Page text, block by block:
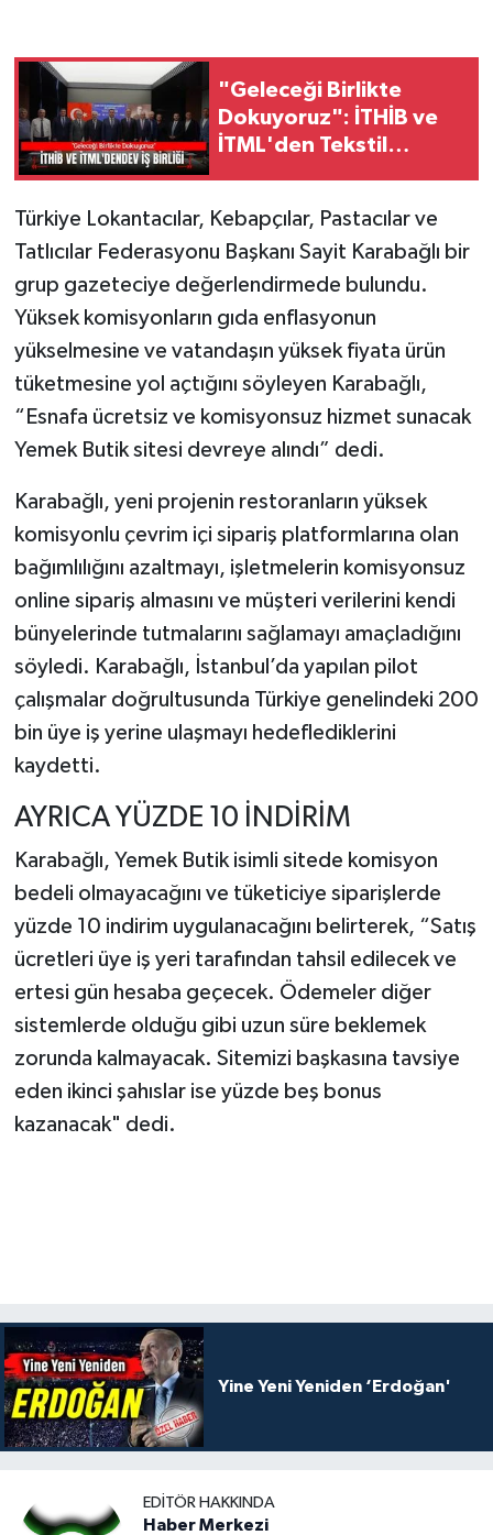
"Geleceği Birlikte
Dokuyoruz": İTHİB ve
İTML'den Tekstil
Türkiye Lokantacılar, Kebapçılar, Pastacılar ve
Tatlıcılar Federasyonu Başkanı Sayit Karabağlı bir
grup gazeteciye değerlendirmede bulundu.
Yüksek komisyonların gıda enflasyonun
yükselmesine ve vatandaşın yüksek fiyata ürün
tüketmesine yol açtığını söyleyen Karabağlı,
“Esnafa ücretsiz ve komisyonsuz hizmet sunacak
Yemek Butik sitesi devreye alındı” dedi.
Karabağlı, yeni projenin restoranların yüksek
komisyonlu çevrim içi sipariş platformlarına olan
bağımlılığını azaltmayı, işletmelerin komisyonsuz
online sipariş almasını ve müşteri verilerini kendi
bünyelerinde tutmalarını sağlamayı amaçladığını
söyledi. Karabağlı, İstanbul’da yapılan pilot
çalışmalar doğrultusunda Türkiye genelindeki 200
bin üye iş yerine ulaşmayı hedeflediklerini
kaydetti.
AYRICA YÜZDE 10 İNDİRİM
Karabağlı, Yemek Butik isimli sitede komisyon
bedeli olmayacağını ve tüketiciye siparişlerde
yüzde 10 indirim uygulanacağını belirterek, “Satış
ücretleri üye iş yeri tarafından tahsil edilecek ve
ertesi gün hesaba geçecek. Ödemeler diğer
sistemlerde olduğu gibi uzun süre beklemek
zorunda kalmayacak. Sitemizi başkasına tavsiye
eden ikinci şahıslar ise yüzde beş bonus
kazanacak" dedi.
Yine Yeni Yeniden ‘Erdoğan'
EDITÖR HAKKINDA
Haber Merkezi